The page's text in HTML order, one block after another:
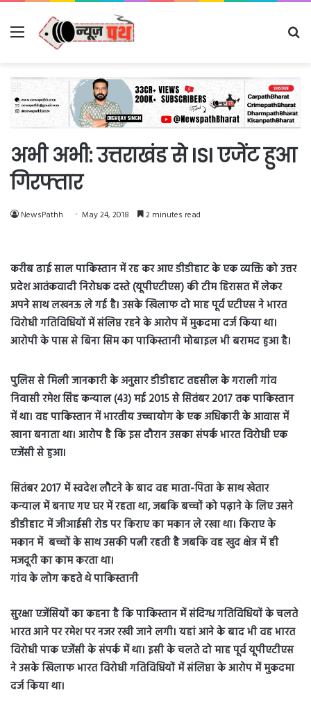
Menu
अभी अभी: उत्तराखंड से ISI एजेंट हुआ
गिरफ्तार
NewsPathh May 24, 2018 2 minutes read
करीब ढाई साल पाकिस्तान में रह कर आए डीडीहाट के एक व्यक्ति को उत्तर
प्रदेश आतंकवादी निरोधक दस्ते (यूपीएटीएस) की टीम हिरासत में लेकर
अपने साथ लखनऊ ले गई है। उसके खिलाफ दो माह पूर्व एटीएस ने भारत
विरोधी गतिविधियों में संलिप्त रहने के आरोप में मुकदमा दर्ज किया था।
आरोपी के पास से बिना सिम का पाकिस्तानी मोबाइल भी बरामद हुआ है।
पुलिस से मिली जानकारी के अनुसार डीडीहाट तहसील के गराली गांव
निवासी रमेश सिंह कन्याल (43) मई 2015 से सितंबर 2017 तक पाकिस्तान
में था। वह पाकिस्तान में भारतीय उच्चायोग के एक अधिकारी के आवास में
खाना बनाता था। आरोप है कि इस दौरान उसका संपर्क भारत विरोधी एक
एजेंसी से हुआ।
सितंबर 2017 में स्वदेश लौटने के बाद वह माता-पिता के साथ खेतार
कन्याल में बनाए गए घर में रहता था, जबकि बच्चों को पढ़ाने के लिए उसने
डीडीहाट में जीआईसी रोड पर किराए का मकान ले रखा था। किराए के
मकान में बच्चों के साथ उसकी पत्नी रहती है जबकि वह खुद क्षेत्र में ही
मजदूरी का काम करता था।
गांव के लोग कहते थे पाकिस्तानी
सुरक्षा एजेंसियों का कहना है कि पाकिस्तान में संदिग्ध गतिविधियों के चलते
भारत आने पर रमेश पर नजर रखी जाने लगी। यहां आने के बाद भी वह भारत
विरोधी पाक एजेंसी के संपर्क में था। इसी के चलते दो माह पूर्व यूपीएटीएस
ने उसके खिलाफ भारत विरोधी गतिविधियों में संलिप्ता के आरोप में मुकदमा
दर्ज किया था।